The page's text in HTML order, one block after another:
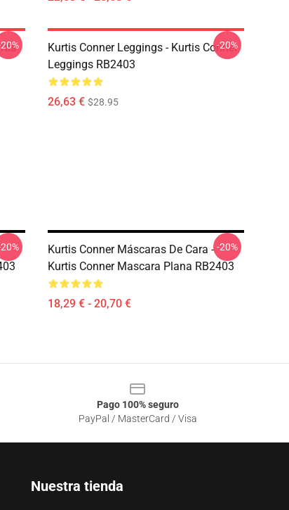
Kurtis Conner Leggings - Kurtis Conner
Leggings RB2403
26,63 € $28.95
-20%
Kurtis Conner Máscaras De Cara -
Kurtis Conner Mascara Plana RB2403
18,29 € - 20,70 €
-20%
Pago 100% seguro
PayPal / MasterCard / Visa
Nuestra tienda